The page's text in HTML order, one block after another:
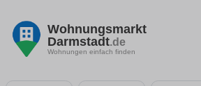
Wohnungsmarkt
Darmstadt.de
Wohnungen einfach finden